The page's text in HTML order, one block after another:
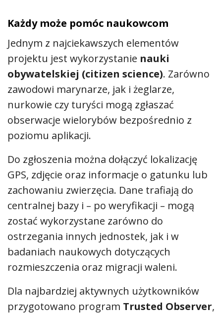
Każdy może pomóc naukowcom
Jednym z najciekawszych elementów
projektu jest wykorzystanie nauki
obywatelskiej (citizen science). Zarówno
zawodowi marynarze, jak i żeglarze,
nurkowie czy turyści mogą zgłaszać
obserwacje wielorybów bezpośrednio z
poziomu aplikacji.
Do zgłoszenia można dołączyć lokalizację
GPS, zdjęcie oraz informacje o gatunku lub
zachowaniu zwierzęcia. Dane trafiają do
centralnej bazy i – po weryfikacji – mogą
zostać wykorzystane zarówno do
ostrzegania innych jednostek, jak i w
badaniach naukowych dotyczących
rozmieszczenia oraz migracji waleni.
Dla najbardziej aktywnych użytkowników
przygotowano program Trusted Observer,